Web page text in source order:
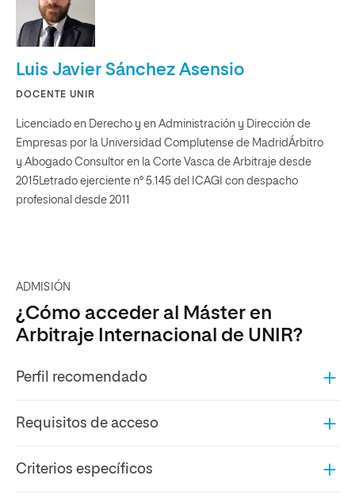
Luis Javier Sánchez Asensio
DOCENTE UNIR
Licenciado en Derecho y en Administración y Dirección de
Empresas por la Universidad Complutense de MadridÁrbitro
y Abogado Consultor en la Corte Vasca de Arbitraje desde
2015Letrado ejerciente n° 5.145 del ICAGI con despacho
profesional desde 2011
ADMISIÓN
¿Cómo acceder al Máster en
Arbitraje Internacional de UNIR?
Perfil recomendado
Requisitos de acceso
Criterios específicos